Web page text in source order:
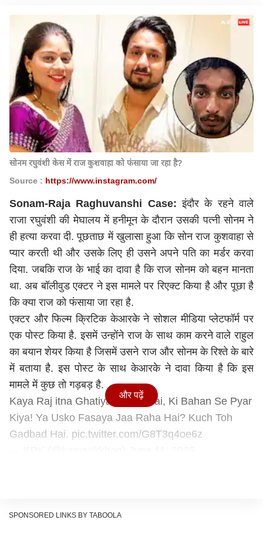
सोनम रघुवंशी केस में राज कुशवाहा को फंसाया जा रहा है?
Source : https://www.instagram.com/
Sonam-Raja Raghuvanshi Case:इंदौर के रहने वाले
राजा रघुवंशी की मेघालय में हनीमून के दौरान उसकी पत्नी सोनम ने
ही हत्या करवा दी. पूछताछ में खुलासा हुआ कि सोन राज कुशवाहा से
प्यार करती थी और उसके लिए ही उसने अपने पति का मर्डर करवा
दिया. जबकि राज के भाई का दावा है कि राज सोनम को बहन मानता
था. अब बॉलीवुड एक्टर ने इस मामले पर रिएक्ट किया है और पूछा है
कि क्या राज को फंसाया जा रहा है.
एक्टर और फिल्म क्रिटिक केआरके ने सोशल मीडिया प्लेटफॉर्म पर
एक पोस्ट किया है. इसमें उन्होंने राज के साथ काम करने वाले राहुल
का बयान शेयर किया है जिसमें उसने राज और सोनम के रिश्ते के बारे
में बताया है. इस पोस्ट के साथ केआरके ने दावा किया है कि इस
मामले में कुछ तो गड़बड़ है.
Kaya Raj itna Ghatiya Aadmi Hai, Ki Bahan Se Pyar
Kiya! Ya Usko Fasaya Jaa Raha Hai? Kuch Toh
Gadbad Hai. pic.twitter.com/G8T3q4oe6z
सुनकर तो मैं हैरान रह गया. राज कुशवाहा बेहद मेहनती लड़का था.
और पढ़ें
SPONSORED LINKS BY TABOOLA